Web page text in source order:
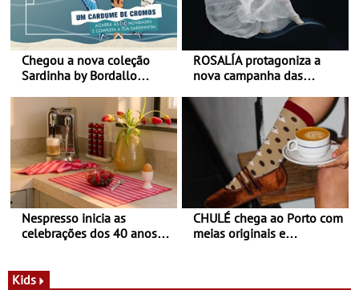
Chegou a nova coleção
Sardinha by Bordallo
ROSALÍA protagoniza a
nova campanha das
Balance
Nespresso inicia as
celebrações dos 40 anos
Novas - Edição limitada
CHULÉ chega ao Porto com
meias originais e
Kids